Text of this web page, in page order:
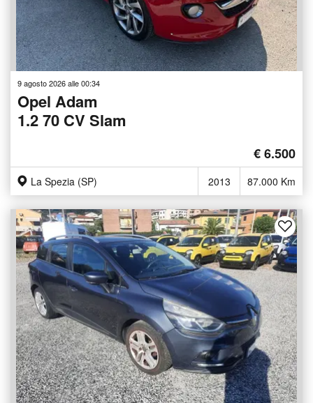
9 agosto 2026 alle 00:34
Opel Adam
1.2 70 CV Slam
€ 6.500
La Spezia (SP) 2013 87.000 Km